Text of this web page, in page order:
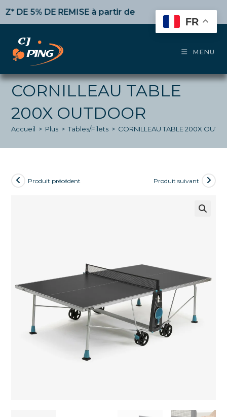
5% DE REMISEà partir de 50€ d’achat,10%dès 100€,
MENU
CORNILLEAU TABLE
200X OUTDOOR
Accueil > Plus > Tables/Filets > CORNILLEAU TABLE 200X
Produit précédent Produit suivant
FR